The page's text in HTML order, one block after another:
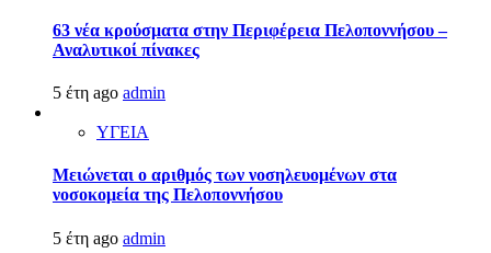
63 νέα κρούσματα στην Περιφέρεια Πελοποννήσου –
Αναλυτικοί πίνακες
5 έτη ago admin
ΥΓΕΙΑ
Μειώνεται ο αριθμός των νοσηλευομένων στα
νοσοκομεία της Πελοποννήσου
5 έτη ago admin